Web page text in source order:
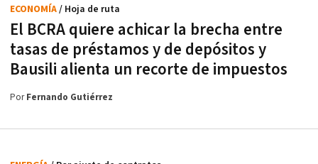
El BCRA quiere achicar la brecha entre
tasas de préstamos y de depósitos y
Bausili alienta un recorte de impuestos
ECONOMÍA/ Hoja de ruta
PorFernando Gutiérrez